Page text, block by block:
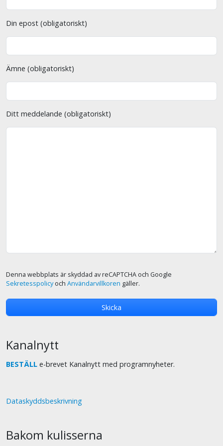
Din epost (obligatoriskt)
Ämne (obligatoriskt)
Ditt meddelande (obligatoriskt)
Denna webbplats är skyddad av reCAPTCHA och Google
Sekretesspolicyoch Användarvillkoren gäller.
Kanalnytt
BESTÄLL e-brevet Kanalnytt med programnyheter.
Dataskyddsbeskrivning
Bakom kulisserna